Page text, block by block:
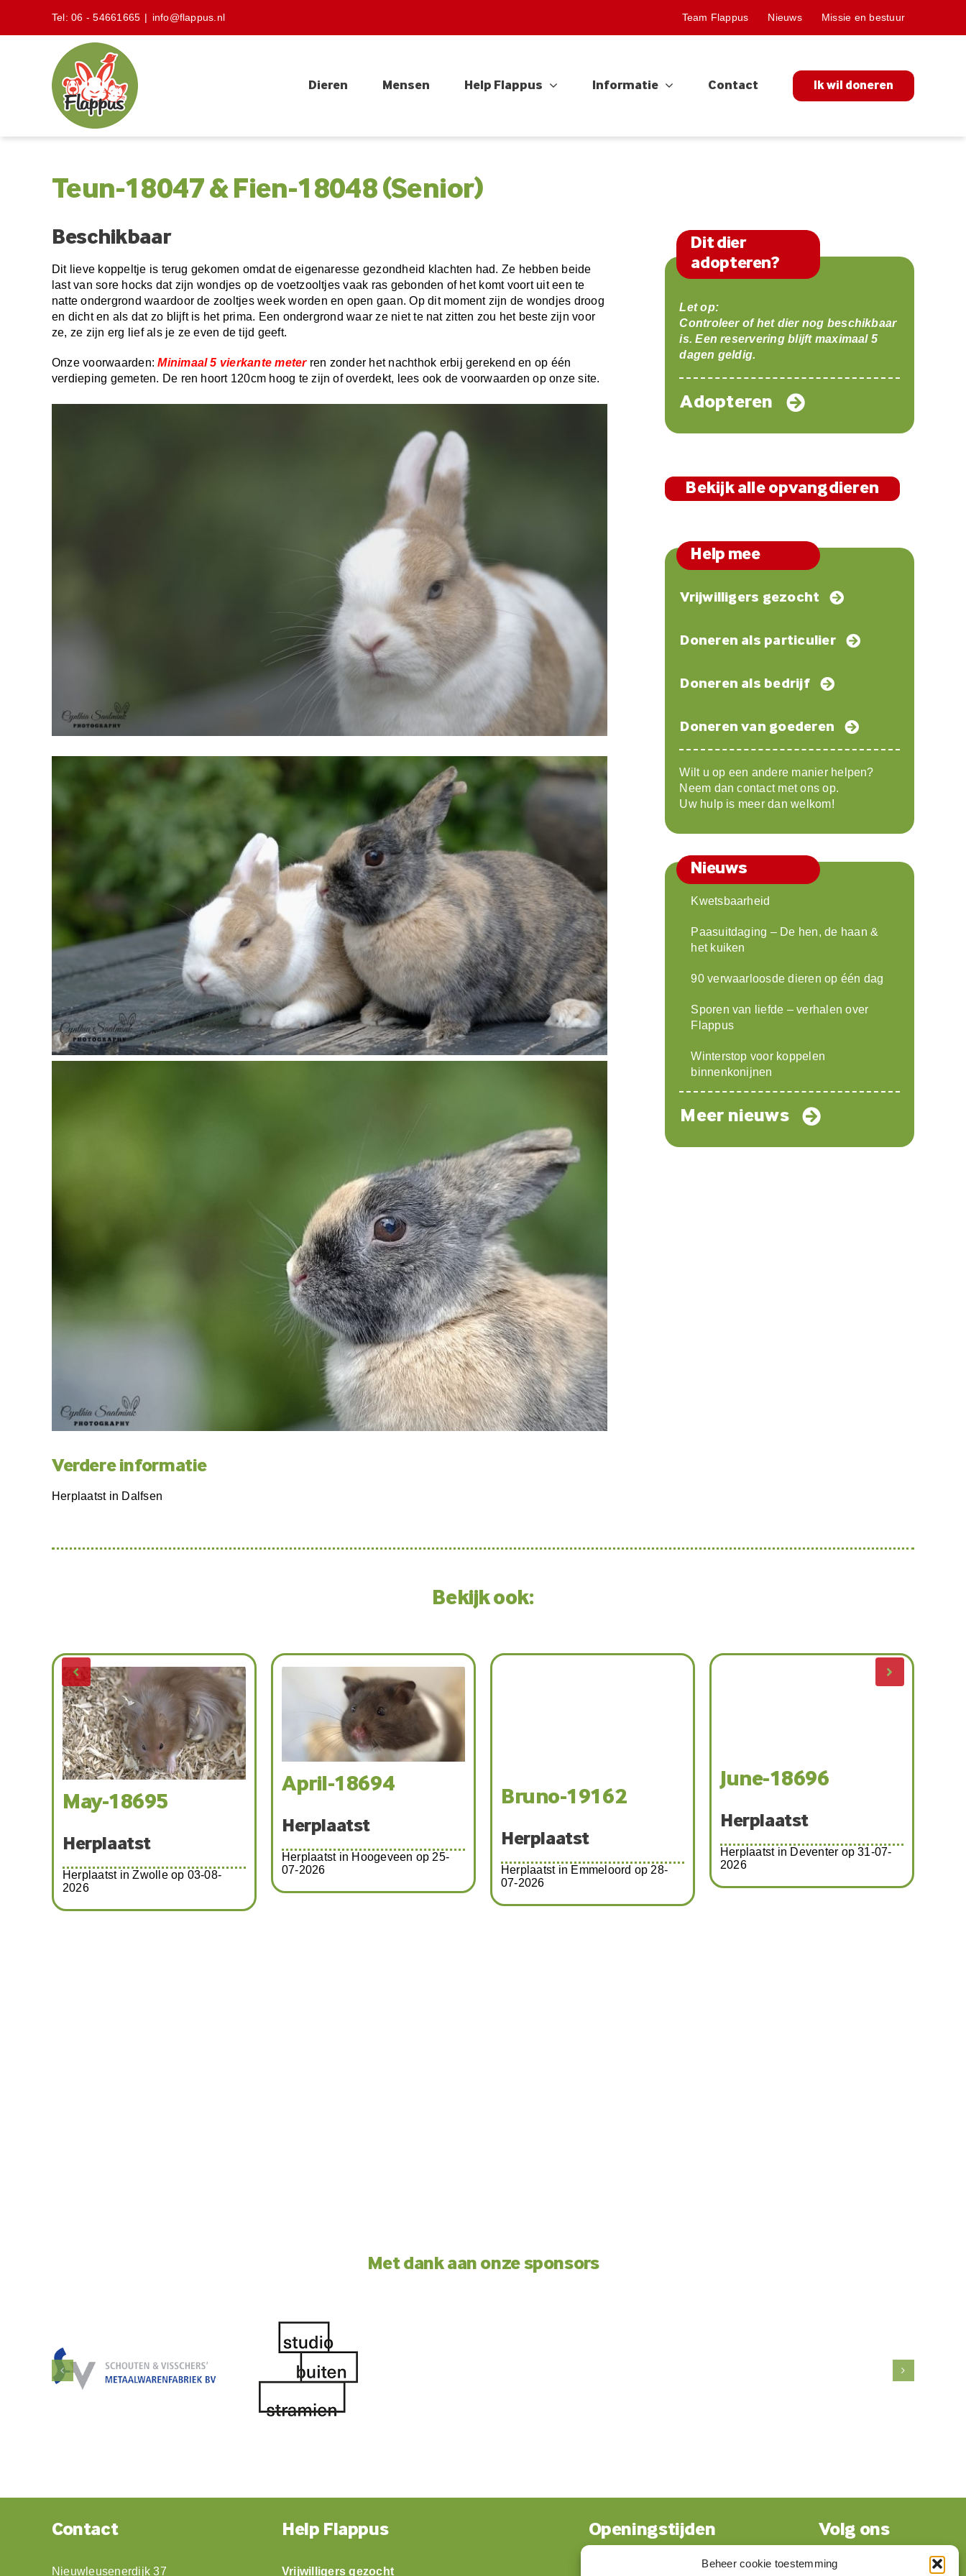
Beheer cookie toestemming
content
Tel:06 - 54661665 | info@flappus.nl Team Flappus Nieuws Missie en bestuur
Dieren Mensen Help Flappus Informatie Contact Ik wil doneren
Teun-18047 & Fien-18048 (Senior)
Beschikbaar
Dit lieve koppeltje is terug gekomen omdat de eigenaresse gezondheid klachten had. Ze hebben beide
last van sore hocks dat zijn wondjes op de voetzooltjes vaak ras gebonden of het komt voort uit een te
natte ondergrond waardoor de zooltjes week worden en open gaan. Op dit moment zijn de wondjes droog
en dicht en als dat zo blijft is het prima. Een ondergrond waar ze niet te nat zitten zou het beste zijn voor
ze, ze zijn erg lief als je ze even de tijd geeft.
Onze voorwaarden:Minimaal 5 vierkante meterren zonder het nachthok erbij gerekend en op één
verdieping gemeten. De ren hoort 120cm hoog te zijn of overdekt, lees ook de voorwaarden op onze site.
Verdere informatie
Herplaatst in Dalfsen
Dit dier
adopteren?
Let op:
Controleer of het dier nog beschikbaar
is. Een reservering blijft maximaal 5
dagen geldig.
Adopteren
Bekijk alle opvangdieren
Help mee
Vrijwilligers gezocht
Doneren als particulier
Doneren als bedrijf
Doneren van goederen
Wilt u op een andere manier helpen?
Neem dan contact met ons op.
Uw hulp is meer dan welkom!
Nieuws
Kwetsbaarheid
Paasuitdaging – De hen, de haan &
het kuiken
90 verwaarloosde dieren op één dag
Sporen van liefde – verhalen over
Flappus
Winterstop voor koppelen
binnenkonijnen
Meer nieuws
Bekijk ook:
May-18695
Herplaatst
Herplaatst in Zwolle op 03-08-
2026
April-18694
Herplaatst
Herplaatst in Hoogeveen op 25-
07-2026
Bruno-19162
Herplaatst
Herplaatst in Emmeloord op 28-
07-2026
June-18696
Herplaatst
Herplaatst in Deventer op 31-07-
2026
Met dank aan onze sponsors
Contact
Nieuwleusenerdijk 37
Help Flappus
Vrijwilligers gezocht
Openingstijden Volg ons